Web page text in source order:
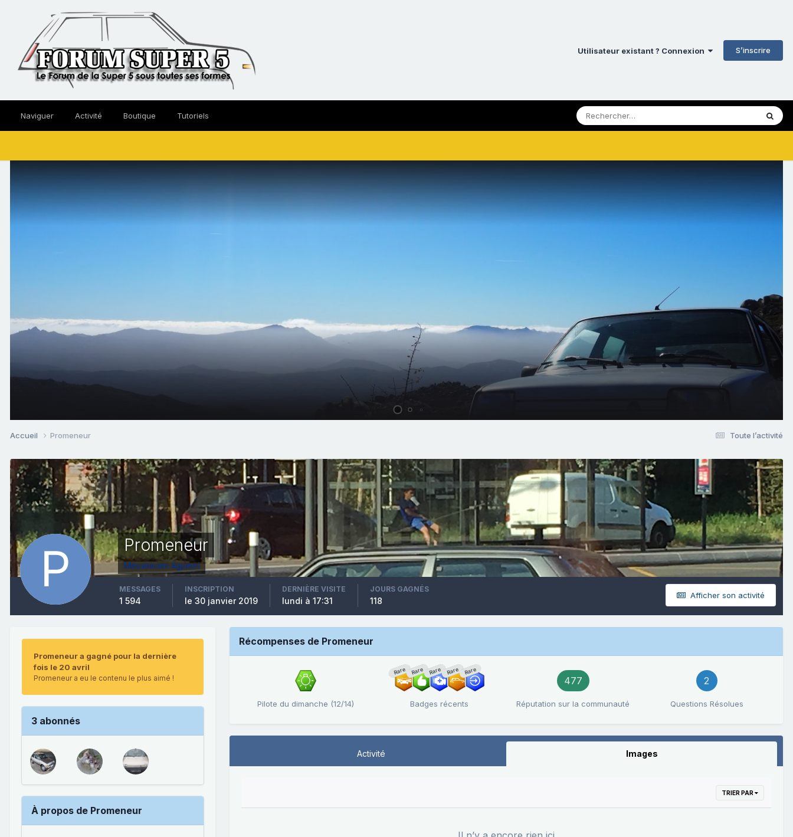
Utilisateur existant ? Connexion S’inscrire
Naviguer Activité Boutique Tutoriels
Toute l’activité
Accueil Promeneur
Promeneur
Mécanicien Aguerri
Afficher son activité
MESSAGES
1 594
INSCRIPTION
le 30 janvier 2019
DERNIÈRE VISITE
lundi à 17:31
JOURS GAGNÉS
118
Promeneur a gagné pour la dernière
fois le 20 avril
Promeneur a eu le contenu le plus aimé !
3 abonnés
À propos de Promeneur
Récompenses de Promeneur
Pilote du dimanche (12/14)
Rare Rare Rare Rare Rare
Badges récents
477
Réputation sur la communauté
2
Questions Résolues
Activité Images
TRIER PAR